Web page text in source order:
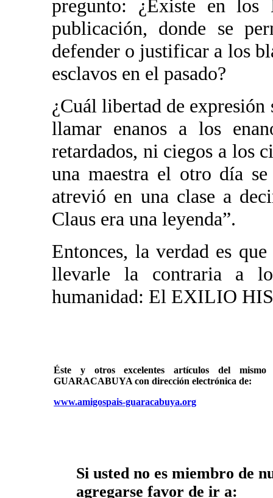
pregunto: ¿Existe en
publicación, donde se
defender o justificar a los
esclavos en el pasado?
¿Cuál libertad de expresión
llamar enanos a los
retardados, ni ciegos a los
una maestra el otro día
atrevió en una clase a
Claus era una leyenda”.
Entonces, la verdad es
llevarle la contraria a
humanidad: El EXILIO
Éste y otros excelentes artículos del
GUARACABUYA con dirección electrónica de:
www.amigospais-guaracabuya.org
Si usted no es miembro de
agregarse favor de ir a: